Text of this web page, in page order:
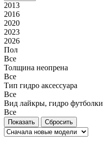
2013
2016
2020
2023
2026
Пол
Все
Толщина неопрена
Все
Тип гидро аксессуара
Все
Вид лайкры, гидро футболки
Все